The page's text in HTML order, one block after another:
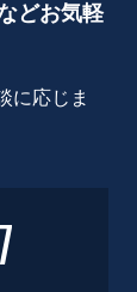
どお気軽
に応じま